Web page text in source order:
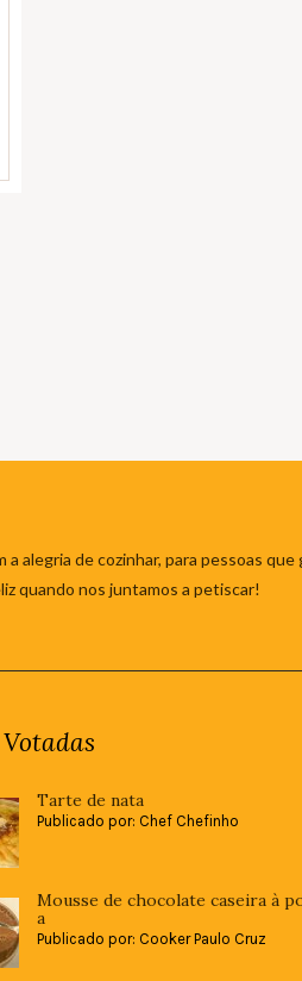
alegria de cozinhar, para pessoas que
quando nos juntamos a petiscar!
Tarte de nata
Publicado por: Chef Chefinho
Mousse de chocolate caseira à
a
Publicado por: Cooker Paulo Cruz